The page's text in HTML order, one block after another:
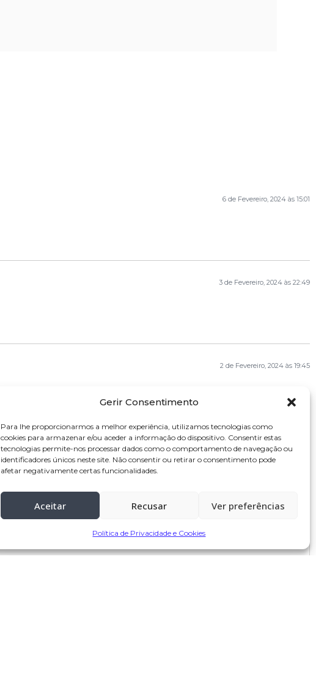
Gerir Consentimento
Para lhe proporcionarmos a melhor experiência, utilizamos tecnologias como
cookies para armazenar e/ou aceder a informação do dispositivo. Consentir estas
tecnologias permite-nos processar dados como o comportamento de navegação ou
identificadores únicos neste site. Não consentir ou retirar o consentimento pode
afetar negativamente certas funcionalidades.
Aceitar Recusar Ver preferências
Política de Privacidade e Cookies
6 de Fevereiro, 2024 às 15:01
3 de Fevereiro, 2024 às 22:49
2 de Fevereiro, 2024 às 19:45